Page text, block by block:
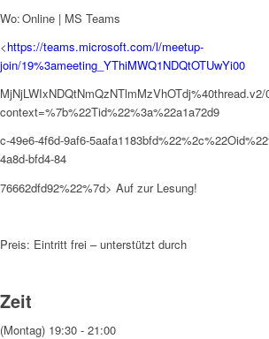
Wo: Online | MS Teams
<https://teams.microsoft.com/l/meetup-
join/19%3ameeting_YThiMWQ1NDQtOTUwYi00
MjNjLWIxNDQtNmQzNTlmMzVhOTdj%40thread.v2/
context=%7b%22Tid%22%3a%22a1a72d9
c-49e6-4f6d-9af6-
4a8d-bfd4-84
76662dfd92%22%7d> Auf zur Lesung!
Preis: Eintritt frei – unterstützt durch
Zeit
(Montag) 19:30 - 21:00